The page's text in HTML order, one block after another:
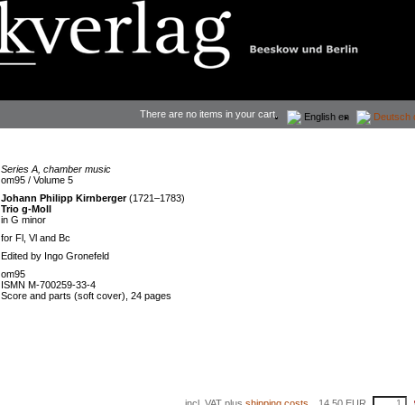
Deutsch
English en
There are no items in your cart.
Series A, chamber music
om95 / Volume 5
Johann Philipp Kirnberger(1721–1783)
Trio g-Moll
in G minor
for Fl, Vl and Bc
Edited by Ingo Gronefeld
om95
ISMN M-700259-33-4
Score and parts (soft cover), 24 pages